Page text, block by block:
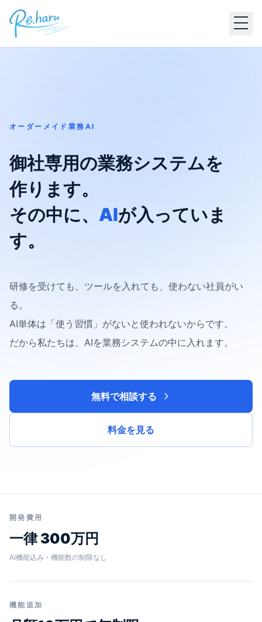
オーダーメイド業務AI
御社専用の業務システムを
作ります。
その中に、 AIが入っていま
す。
研修を受けても、ツールを入れても、使わない社員がい
る。
AI単体は「使う習慣」がないと使われないからです。
だから私たちは、AIを業務システムの中に入れます。
無料で相談する
料金を見る
開発費用
一律 300万円
AI機能込み・機能数の制限なし
機能追加